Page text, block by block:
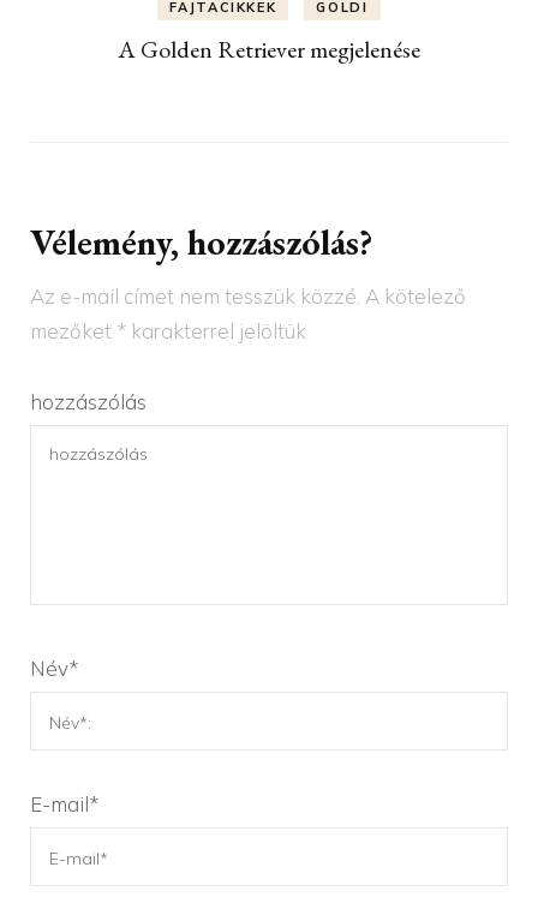
FAJTACIKKEK GOLDI
A Golden Retriever megjelenése
Vélemény, hozzászólás?
Az e-mail címet nem tesszük közzé. A kötelező
mezőket * karakterrel jelöltük
hozzászólás
Név*
E-mail*